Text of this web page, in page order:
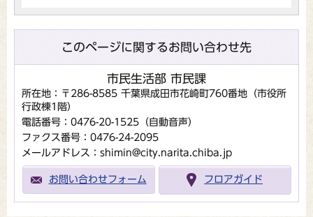
このページに関するお問い合わせ先
市民生活部 市民課
所在地：〒286-8585 千葉県成田市花崎町760番地（市役所
行政棟1階）
電話番号：0476-20-1525（自動音声）
ファクス番号：0476-24-2095
メールアドレス：shimin@city.narita.chiba.jp
お問い合わせフォーム フロアガイド